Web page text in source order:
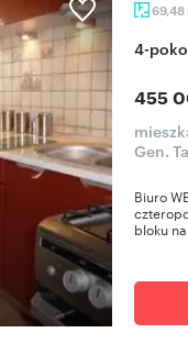
69,48
4-
455
Gen.
Biuro
bloku